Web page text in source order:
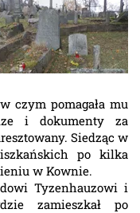
czym pomagała mu
i dokumenty za
Siedząc w
po kilka
w Kownie.
Tyzenhauzowi i
zamieszkał po